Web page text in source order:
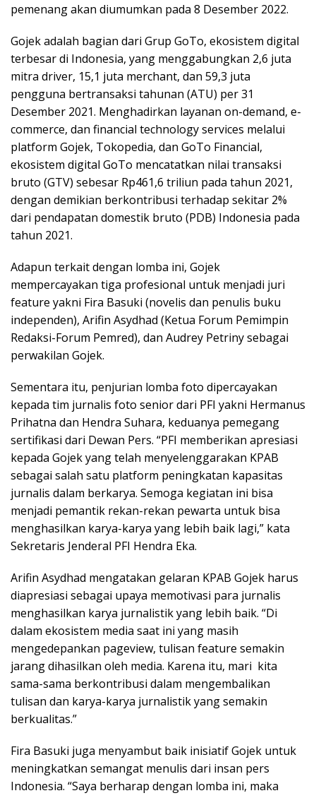
pemenang akan diumumkan pada 8 Desember 2022.
Gojek adalah bagian dari Grup GoTo, ekosistem digital
terbesar di Indonesia, yang menggabungkan 2,6 juta
mitra driver, 15,1 juta merchant, dan 59,3 juta
pengguna bertransaksi tahunan (ATU) per 31
Desember 2021. Menghadirkan layanan on-demand, e-
commerce, dan financial technology services melalui
platform Gojek, Tokopedia, dan GoTo Financial,
ekosistem digital GoTo mencatatkan nilai transaksi
bruto (GTV) sebesar Rp461,6 triliun pada tahun 2021,
dengan demikian berkontribusi terhadap sekitar 2%
dari pendapatan domestik bruto (PDB) Indonesia pada
tahun 2021.
Adapun terkait dengan lomba ini, Gojek
mempercayakan tiga profesional untuk menjadi juri
feature yakni Fira Basuki (novelis dan penulis buku
independen), Arifin Asydhad (Ketua Forum Pemimpin
Redaksi-Forum Pemred), dan Audrey Petriny sebagai
perwakilan Gojek.
Sementara itu, penjurian lomba foto dipercayakan
kepada tim jurnalis foto senior dari PFI yakni Hermanus
Prihatna dan Hendra Suhara, keduanya pemegang
sertifikasi dari Dewan Pers. “PFI memberikan apresiasi
kepada Gojek yang telah menyelenggarakan KPAB
sebagai salah satu platform peningkatan kapasitas
jurnalis dalam berkarya. Semoga kegiatan ini bisa
menjadi pemantik rekan-rekan pewarta untuk bisa
menghasilkan karya-karya yang lebih baik lagi,” kata
Sekretaris Jenderal PFI Hendra Eka.
Arifin Asydhad mengatakan gelaran KPAB Gojek harus
diapresiasi sebagai upaya memotivasi para jurnalis
menghasilkan karya jurnalistik yang lebih baik. “Di
dalam ekosistem media saat ini yang masih
mengedepankan pageview, tulisan feature semakin
jarang dihasilkan oleh media. Karena itu, mari kita
sama-sama berkontribusi dalam mengembalikan
tulisan dan karya-karya jurnalistik yang semakin
berkualitas.”
Fira Basuki juga menyambut baik inisiatif Gojek untuk
meningkatkan semangat menulis dari insan pers
Indonesia. “Saya berharap dengan lomba ini, maka